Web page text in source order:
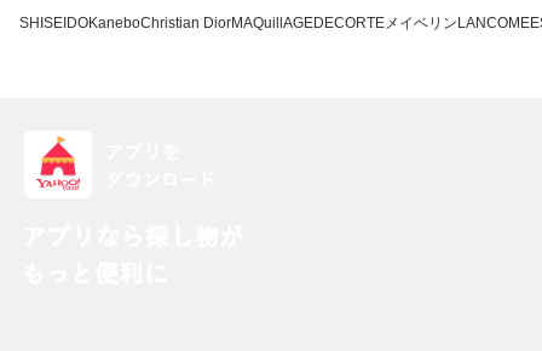
SHISEIDOKaneboChristian DiorMAQuillAGEDECORTEメイベリン LANCOME